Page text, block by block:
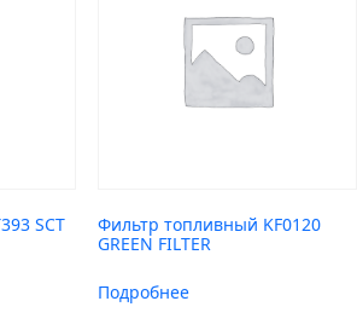
SCT
Фильтр топливный KF0120
GREEN FILTER
Подробнее